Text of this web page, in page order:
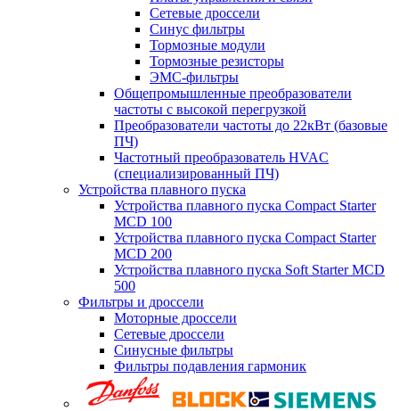
Сетевые дроссели
Синус фильтры
Тормозные модули
Тормозные резисторы
ЭМС-фильтры
Общепромышленные преобразователи
частоты с высокой перегрузкой
Преобразователи частоты до 22кВт (базовые
ПЧ)
Частотный преобразователь HVAC
(специализированный ПЧ)
Устройства плавного пуска
Устройства плавного пуска Compact Starter
MCD 100
Устройства плавного пуска Compact Starter
MCD 200
Устройства плавного пуска Soft Starter MCD
500
Фильтры и дроссели
Моторные дроссели
Сетевые дроссели
Синусные фильтры
Фильтры подавления гармоник